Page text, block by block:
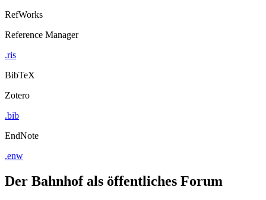
RefWorks
Reference Manager
.ris
BibTeX
Zotero
.bib
EndNote
.enw
Der Bahnhof als öffentliches Forum